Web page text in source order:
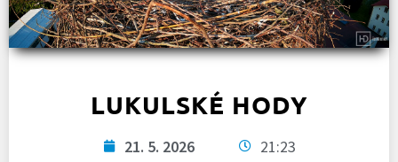
LUKULSKÉ HODY
21. 5. 2026 21:23